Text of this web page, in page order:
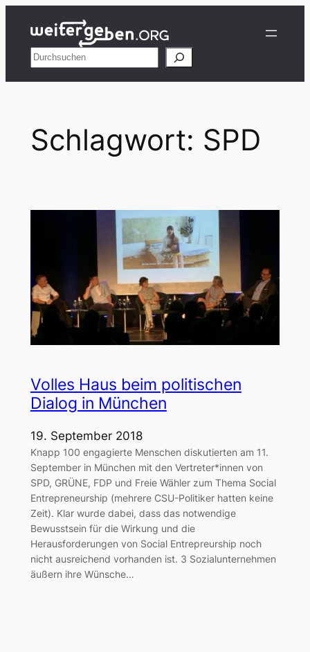
Inhalt
springenSuchen
Schlagwort: SPD
Volles Haus beim politischen
Dialog in München
19. September 2018
Knapp 100 engagierte Menschen diskutierten am 11.
September in München mit den Vertreter*innen von
SPD, GRÜNE, FDP und Freie Wähler zum Thema Social
Entrepreneurship (mehrere CSU-Politiker hatten keine
Zeit). Klar wurde dabei, dass das notwendige
Bewusstsein für die Wirkung und die
Herausforderungen von Social Entrepreurship noch
nicht ausreichend vorhanden ist. 3 Sozialunternehmen
äußern ihre Wünsche…